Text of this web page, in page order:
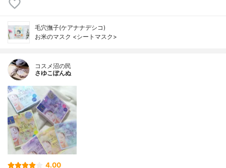
毛穴撫子(ケアナナデシコ)
お米のマスク <シートマスク>
コスメ沼の民
さゆこぽんぬ
4.00